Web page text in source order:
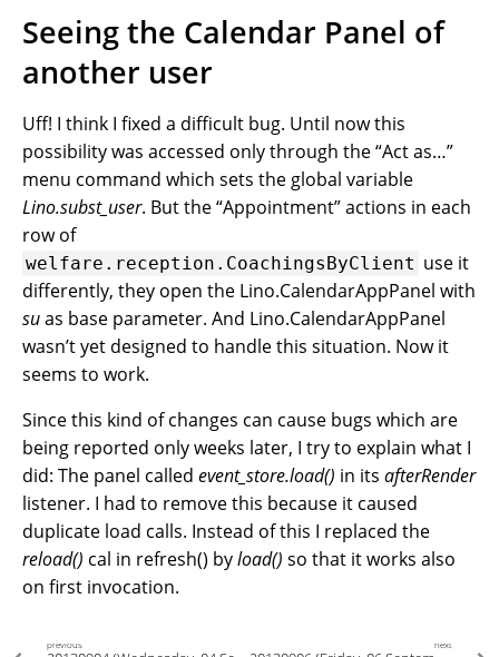
Seeing the Calendar Panel of
another user
Uff! I think I fixed a difficult bug. Until now this
possibility was accessed only through the “Act as…”
menu command which sets the global variable
Lino.subst_user. But the “Appointment” actions in each
row of
welfare.reception.CoachingsByClient use it
differently, they open the Lino.CalendarAppPanel with
suas base parameter. And Lino.CalendarAppPanel
wasn’t yet designed to handle this situation. Now it
seems to work.
Since this kind of changes can cause bugs which are
being reported only weeks later, I try to explain what I
did: The panel called event_store.load() in its afterRender
listener. I had to remove this because it caused
duplicate load calls. Instead of this I replaced the
reload() cal in refresh() byload() so that it works also
on first invocation.
previous next